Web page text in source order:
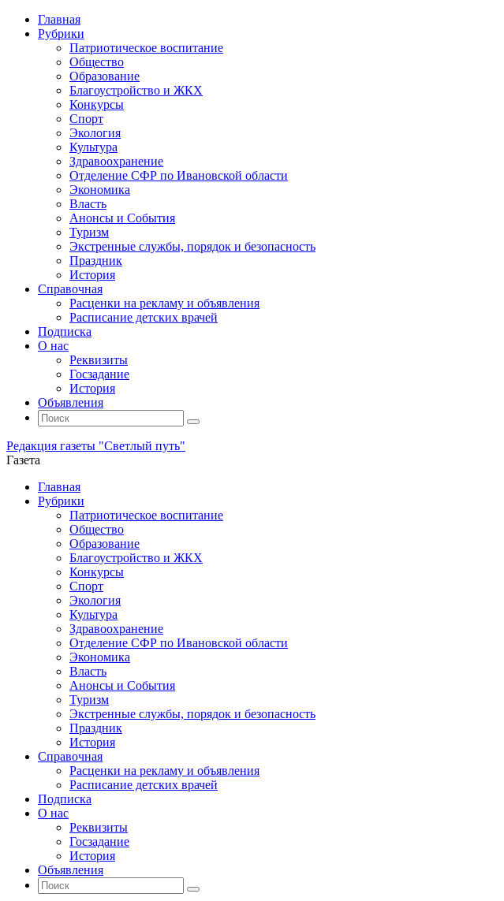
Главная
Рубрики
Патриотическое воспитание
Общество
Образование
Благоустройство и ЖКХ
Конкурсы
Спорт
Экология
Культура
Здравоохранение
Отделение СФР по Ивановской области
Экономика
Власть
Анонсы и События
Туризм
Экстренные службы, порядок и безопасность
Праздник
История
Справочная
Расценки на рекламу и объявления
Расписание детских врачей
Подписка
О нас
Реквизиты
Госзадание
История
Объявления
Поиск
Искать:
Поиск
Редакция газеты "Светлый путь"
Газета
Промотать
содержимому
Главная
Рубрики
Патриотическое воспитание
Общество
Образование
Благоустройство и ЖКХ
Конкурсы
Спорт
Экология
Культура
Здравоохранение
Отделение СФР по Ивановской области
Экономика
Власть
Анонсы и События
Туризм
Экстренные службы, порядок и безопасность
Праздник
История
Справочная
Расценки на рекламу и объявления
Расписание детских врачей
Подписка
О нас
Реквизиты
Госзадание
История
Объявления
Поиск
Искать:
Поиск